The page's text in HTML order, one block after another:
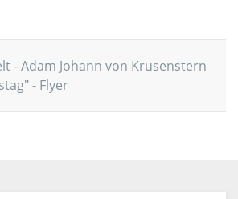
- Adam Johann von Krusenstern
- Flyer